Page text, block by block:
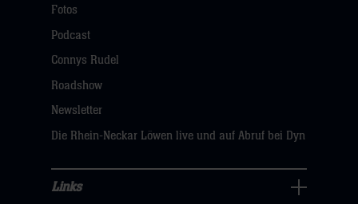
Navigation
öffnen,
dann
hier
Fotos
Podcast
Connys Rudel
Roadshow
Newsletter
Die Rhein-Neckar Löwen live und auf Abruf bei Dyn
Links